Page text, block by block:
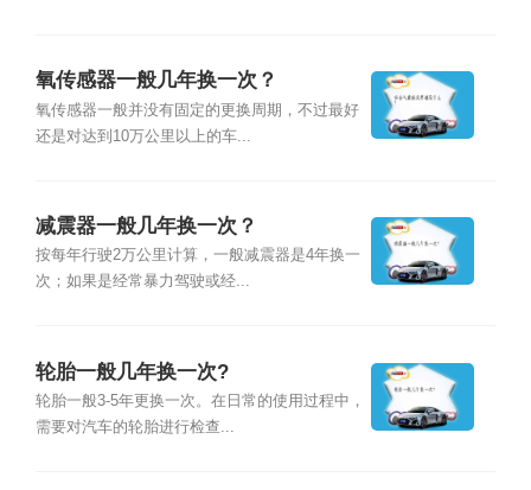
氧传感器一般几年换一次？
氧传感器一般并没有固定的更换周期，不过最好
还是对达到10万公里以上的车...
减震器一般几年换一次？
按每年行驶2万公里计算，一般减震器是4年换一
次；如果是经常暴力驾驶或经...
轮胎一般几年换一次?
轮胎一般3-5年更换一次。在日常的使用过程中，
需要对汽车的轮胎进行检查...